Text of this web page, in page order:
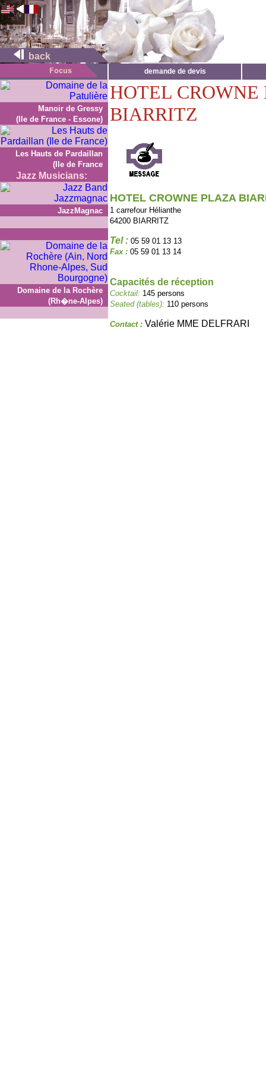
back
demande de devis
Manoir de Gressy
(Ile de France - Essone)
Les Hauts de Pardaillan
(Ile de France
Jazz Musicians:
JazzMagnac
Domaine de la Rochère
(Rh�ne-Alpes)
HOTEL
BIARRITZ
HOTEL CROWNE PLAZA
1 carrefour Hélianthe
64200 BIARRITZ
Tel : 05 59 01 13 13
Fax : 05 59 01 13 14
Capacités de réception
Cocktail: 145 persons
Seated (tables): 110 persons
Contact : Valérie MME DELFRARI